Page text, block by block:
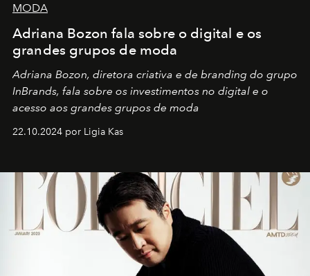
MODA
Adriana Bozon fala sobre o digital e os
grandes grupos de moda
Adriana Bozon, diretora criativa e de branding do grupo
InBrands, fala sobre os investimentos no digital e o
acesso aos grandes grupos de moda
22.10.2024 por Ligia Kas